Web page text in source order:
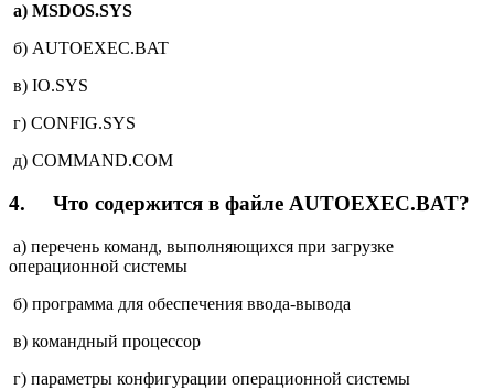
a) MSDOS.SYS
б) AUTOEXEC.BAT
в) IO.SYS
г) CONFIG.SYS
д) COMMAND.COM
4. Что содержится в файле AUTOEXEC.BAT?
a) перечень команд, выполняющихся при загрузке
операционной системы
б) программа для обеспечения ввода-вывода
в) командный процессор
г) параметры конфигурации операционной системы